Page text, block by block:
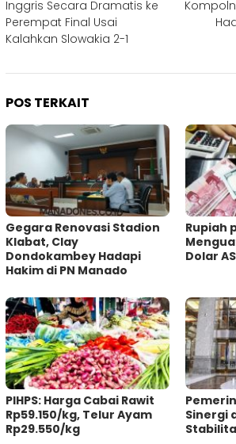
pos
Inggris Secara Dramatis ke
Perempat Final Usai
Kalahkan Slowakia 2-1
POS TERKAIT
Gegara Renovasi Stadion
Klabat, Clay
Dondokambey Hadapi
Hakim di PN Manado
Rupiah
Dolar AS
PIHPS: Harga Cabai Rawit
Rp59.150/kg, Telur Ayam
Rp29.550/kg
Sinergi